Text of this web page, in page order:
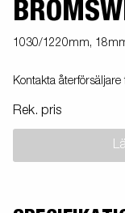
1030/1220mm,
Kontakta
Rek. pris